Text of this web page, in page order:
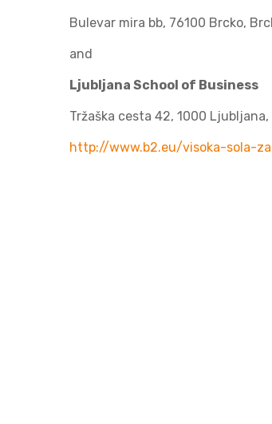
Bulevar mira bb, 76100 Brcko,
and
Ljubljana School of Business
Tržaška cesta 42, 1000 Ljubljana,
http://www.b2.eu/visoka-sola-